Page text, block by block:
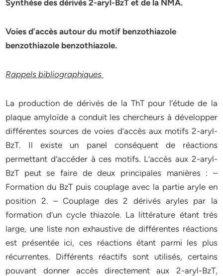
Synthèse des dérivés 2-aryl-BzT et de la NMA.
Voies d’accès autour du motif benzothiazole
benzothiazole benzothiazole.
Rappels bibliographiques
La production de dérivés de la ThT pour l’étude de la
plaque amyloïde a conduit les chercheurs à développer
différentes sources de voies d’accès aux motifs 2-aryl-
BzT. Il existe un panel conséquent de réactions
permettant d’accéder à ces motifs. L’accès aux 2-aryl-
BzT peut se faire de deux principales manières : –
Formation du BzT puis couplage avec la partie aryle en
position 2. – Couplage des 2 dérivés aryles par la
formation d’un cycle thiazole. La littérature étant très
large, une liste non exhaustive de différentes réactions
est présentée ici, ces réactions étant parmi les plus
récurrentes. Différents réactifs sont utilisés, certains
pouvant donner accès directement aux 2-aryl-BzT,